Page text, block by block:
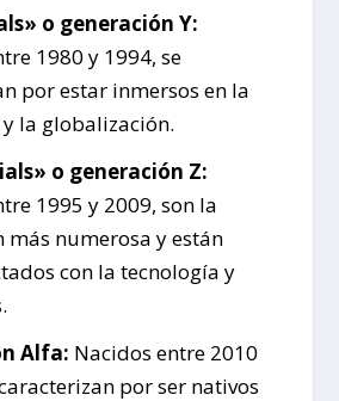
o generación Y:
1980 y 1994, se
por estar inmersos en la
la globalización.
o generación Z:
1995 y 2009, son la
más numerosa y están
con la tecnología y
Alfa: Nacidos entre 2010
por ser nativos